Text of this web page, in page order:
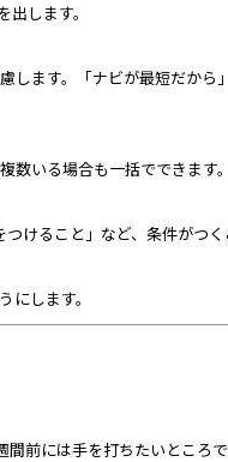
します。
します。「ナビが最短だから
いる場合も一括でできます。
けること」など、条件がつく
します。
前には手を打ちたいところで